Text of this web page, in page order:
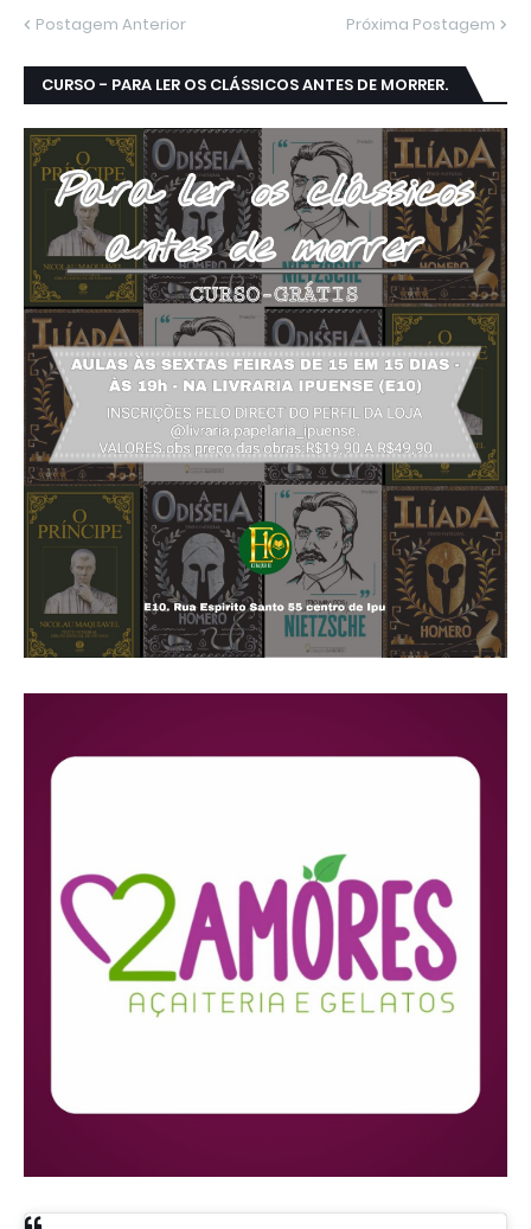
Postagem Anterior Próxima Postagem
CURSO - PARA LER OS CLÁSSICOS ANTES DE MORRER.